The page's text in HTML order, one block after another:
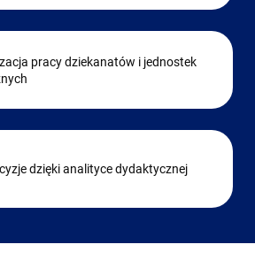
pracy dziekanatów i jednostek
dzięki analityce dydaktycznej